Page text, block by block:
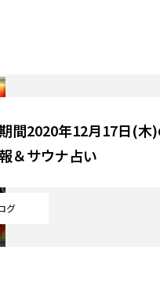
グ
間2020年12月17日(木
＆サウナ占い